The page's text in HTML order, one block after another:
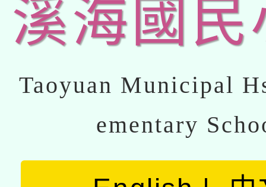
溪海國民
Taoyuan Municipal
ementary